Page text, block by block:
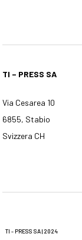
TI – PRESS SA
Via Cesarea 10
6855, Stabio
Svizzera CH
TI - PRESS SA | 2024